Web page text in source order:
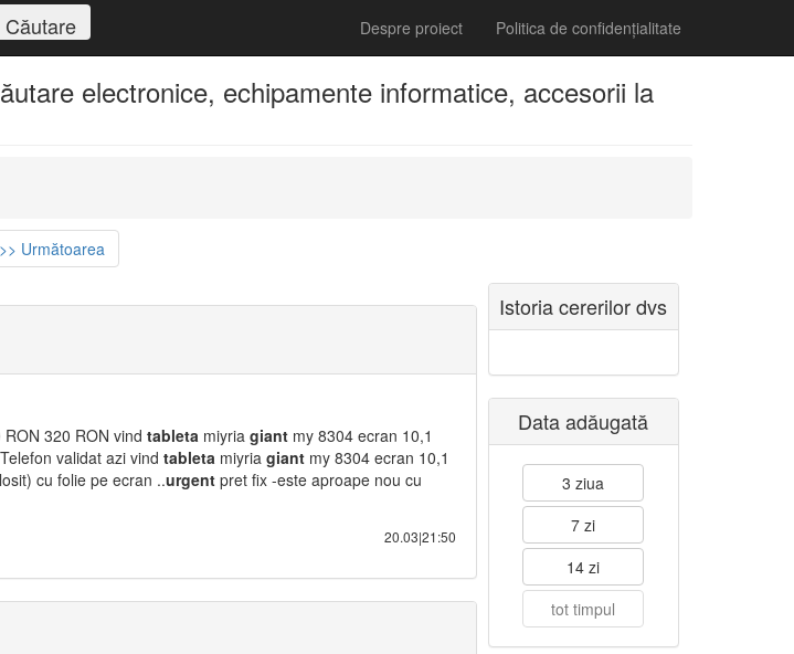
Despre proiect Politica de confidențialitate
electronice, echipamente informatice, accesorii la
>> Următoarea
RON 320 RON vind tableta miyria giant my 8304 ecran 10,1
validat azi vind tableta miyria giant my 8304 ecran 10,1
cu folie pe ecran ..urgent pret fix -este aproape nou cu
20.03|21:50
Istoria cererilor dvs
Data adăugată
3 ziua
7 zi
14 zi
tot timpul